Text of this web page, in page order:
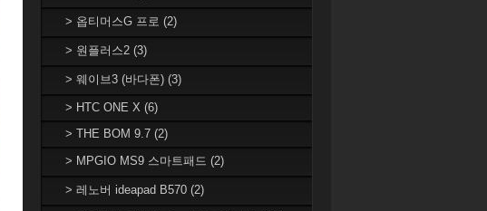
> 옵티머스G 프로 (2)
> 원플러스2 (3)
> 웨이브3 (바다폰) (3)
> HTC ONE X (6)
> THE BOM 9.7 (2)
> MPGIO MS9 스마트패드 (2)
> 레노버 ideapad B570 (2)